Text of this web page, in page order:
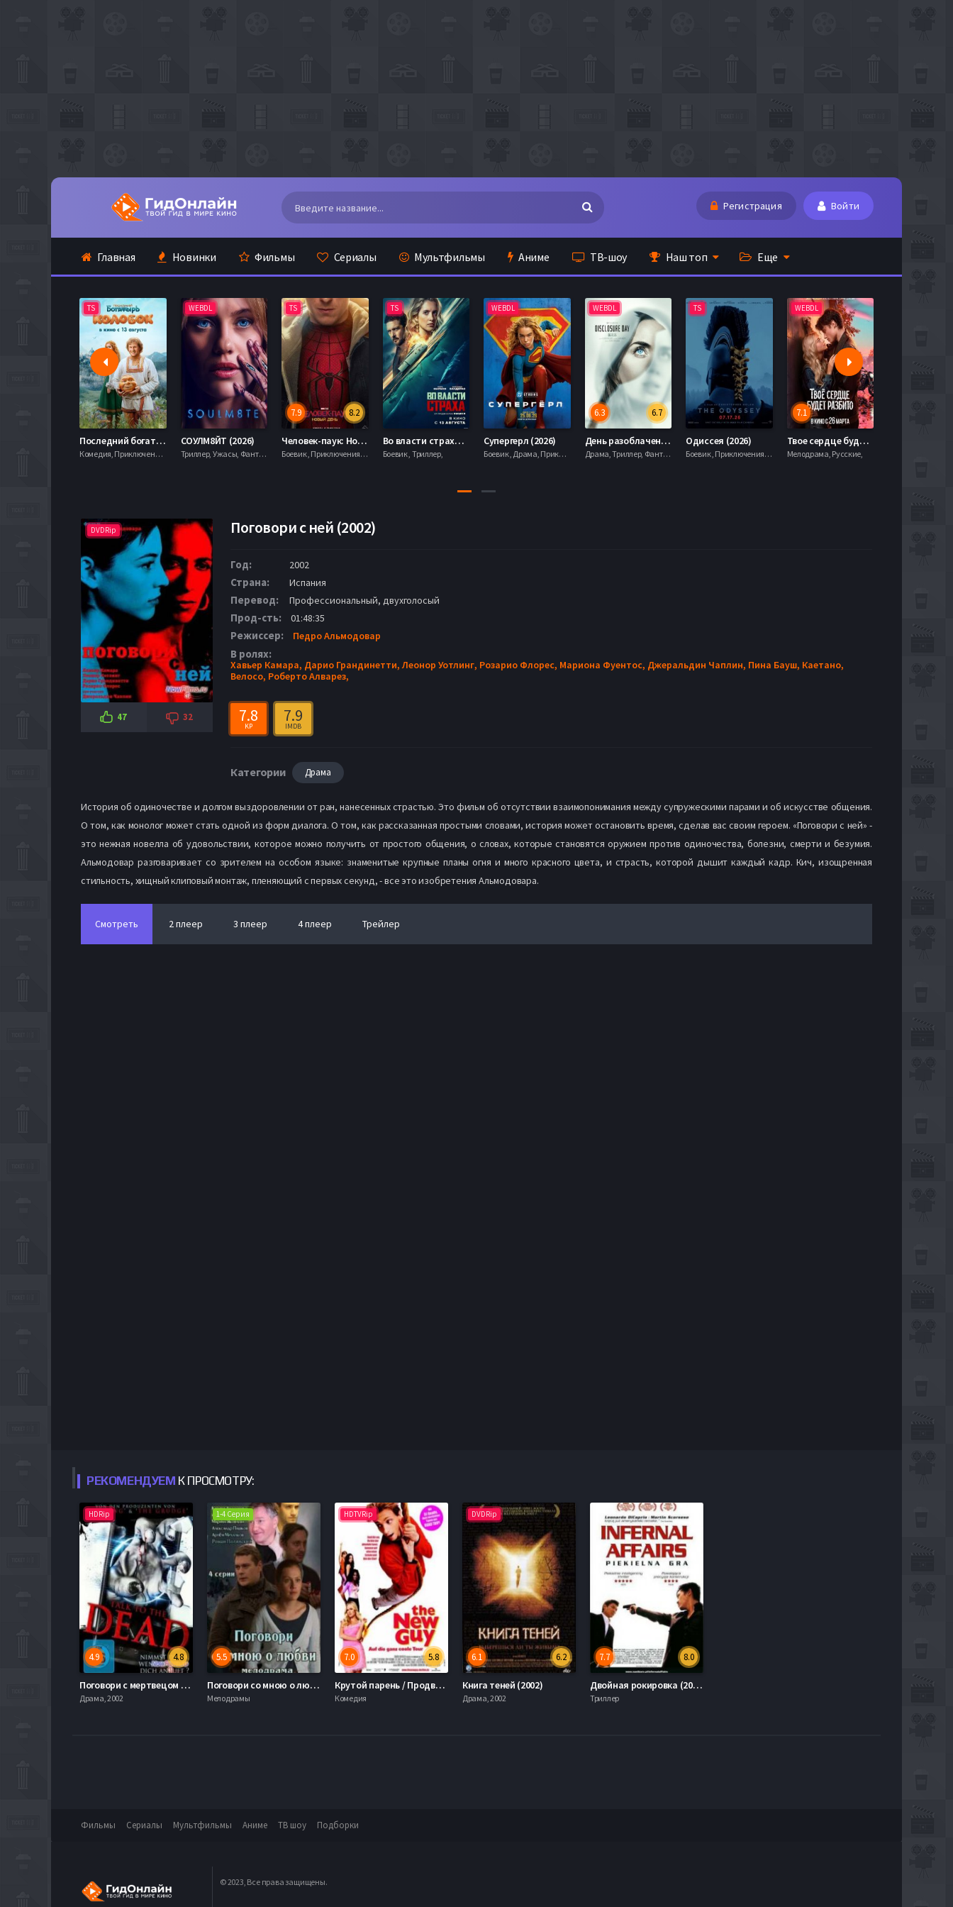
Регистрация Войти
Главная Новинки Фильмы Сериалы Мультфильмы Аниме ТВ-шоу Наш топ Еще
TS
Последний богатырь. Колобок (2026)
Комедия, Приключения, Фэнтези,
WEBDL
СОУЛМ8ЙТ (2026)
Триллер, Ужасы, Фантастика,
TS
8.2
7.9
Человек-паук: Новый день (2026)
Боевик , Приключения, Фантастика, Фэнтези,
TS
Во власти страха (2026)
Боевик , Триллер,
WEBDL
Супергерл (2026)
Боевик , Драма, Приключения, Фантастика,
WEBDL
6.7
6.3
День разоблачения (2026)
Драма, Триллер, Фантастика,
TS
Одиссея (2026)
Боевик , Приключения, Фэнтези,
WEBDL
7.1
Твое сердце будет разбито (2026)
Мелодрама, Русские,
DVDRip
47 32
Поговори с ней (2002)
Год: 2002
Страна: Испания
Перевод: Профессиональный, двухголосый
Прод-сть: 01:48:35
Режиссер: Педро Альмодовар
В ролях:
Хавьер Камара, Дарио Грандинетти,Леонор Уотлинг, Розарио Флорес, Мариона Фуентос, Джеральдин Чаплин, Пина Бауш, Каетано,
Велосо, Роберто Алварез,
7.8
KP
7.9
IMDB
Категории Драма
История об одиночестве и долгом выздоровлении от ран, нанесенных страстью. Это фильм об отсутствии взаимопонимания между супружескими парами и об искусстве общения.
О том, как монолог может стать одной из форм диалога. О том, как рассказанная простыми словами, история может остановить время, сделав вас своим героем. «Поговори с ней» -
это нежная новелла об удовольствии, которое можно получить от простого общения, о словах, которые становятся оружием против одиночества, болезни, смерти и безумия.
Альмодовар разговаривает со зрителем на особом языке: знаменитые крупные планы огня и много красного цвета, и страсть, которой дышит каждый кадр. Кич, изощренная
стильность, хищный клиповый монтаж, пленяющий с первых секунд, - все это изобретения Альмодовара.
Смотреть 2 плеер 3 плеер 4 плеер Трейлер
РЕКОМЕНДУЕМ К ПРОСМОТРУ:
HDRip
4.8
4.9
Поговори с мертвецом (2013)
Драма, 2002
1-4 Серия
5.5
Поговори со мною о любви (2013)
Мелодрамы
HDTVRip
5.8
7.0
Крутой парень / Продвинутый новичок (2002)
Комедия
DVDRip
6.2
6.1
Книга теней (2002)
Драма, 2002
8.0
7.7
Двойная рокировка (2002)
Триллер
Фильмы Сериалы Мультфильмы Аниме ТВ шоу Подборки
© 2023, Все права защищены.